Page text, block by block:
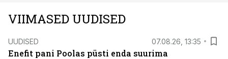
VIIMASED UUDISED
UUDISED 07.08.26, 13:35
Enefit pani Poolas püsti enda suurima